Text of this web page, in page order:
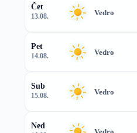
Čet
13.08. Vedro
Pet
14.08. Vedro
Sub
15.08. Vedro
Ned